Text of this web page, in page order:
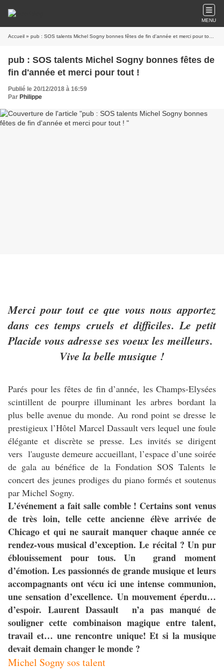
MENU
Accueil » pub : SOS talents Michel Sogny bonnes fêtes de fin d'année et merci pour tout !
pub : SOS talents Michel Sogny bonnes fêtes de
fin d'année et merci pour tout !
Publié le 20/12/2018 à 16:59
Par Philippe
Merci pour tout ce que vous nous apportez
dans ces temps cruels et difficiles. Le petit
Placide vous adresse ses voeux les meilleurs.
Vive la belle musique !
Parés pour les fêtes de fin d’année, les Champs-Elysées
scintillent de pourpre illuminant les arbres bordant la
plus belle avenue du monde. Au rond point se dresse le
prestigieux l’Hôtel Marcel Dassault vers lequel une foule
élégante et discrète se presse. Les invités se dirigent
vers l'auguste demeure accueillant, l’espace d’une soirée
de gala au bénéfice de la Fondation SOS Talents le
concert des jeunes prodiges du piano formés et soutenus
par Michel Sogny.
L’événement a fait salle comble ! Certains sont venus
de très loin, telle cette ancienne élève arrivée de
Chicago et qui ne saurait manquer chaque année ce
rendez-vous musical d’exception. Le récital ? Un pur
éblouissement pour tous. Un grand moment
d’émotion. Les passionnés de grande musique et leurs
accompagnants ont vécu ici une intense communion,
une sensation d’excellence. Un mouvement éperdu…
d’espoir. Laurent Dassault n’a pas manqué de
souligner cette combinaison magique entre talent,
travail et… une rencontre unique! Et si la musique
devait demain changer le monde ?
Michel Sogny sos talent